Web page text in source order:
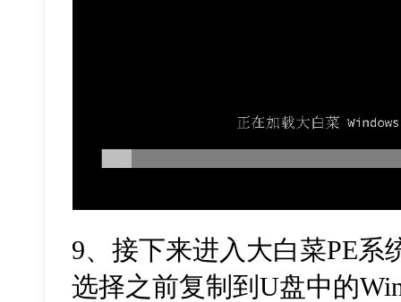
9、接下来进入大白菜PE系
选择之前复制到U盘中的